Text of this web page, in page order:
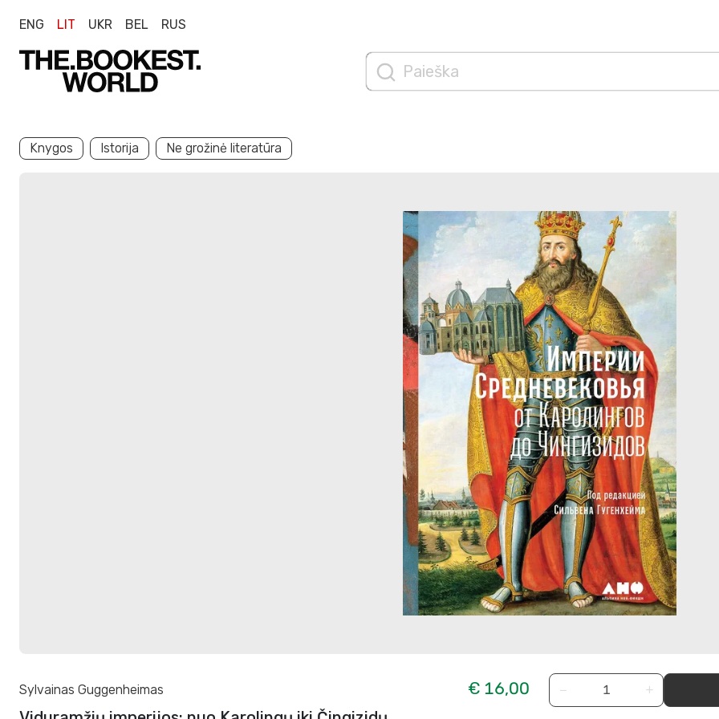
ENG LIT UKR BEL RUS
Knygos Istorija Ne grožinė literatūra
Sylvainas Guggenheimas
€ 16,00
− +